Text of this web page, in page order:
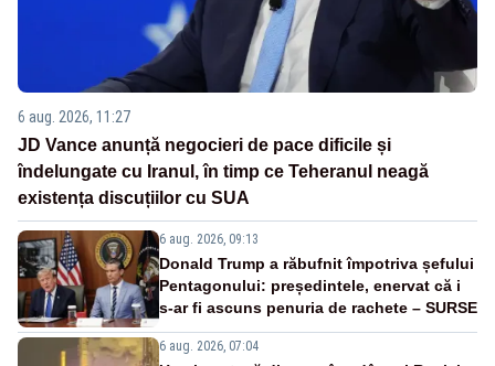
6 aug. 2026, 11:27
JD Vance anunță negocieri de pace dificile și
îndelungate cu Iranul, în timp ce Teheranul neagă
existența discuțiilor cu SUA
6 aug. 2026, 09:13
Donald Trump a răbufnit împotriva șefului
Pentagonului: președintele, enervat că i
s-ar fi ascuns penuria de rachete – SURSE
6 aug. 2026, 07:04